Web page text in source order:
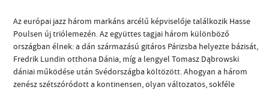
Az európai jazz három markáns arcélű képviselője találkozik Hasse
Poulsen új triólemezén. Az együttes tagjai három különböző
országban élnek: a dán származású gitáros Párizsba helyezte bázisát,
Fredrik Lundin otthona Dánia, míg a lengyel Tomasz Dąbrowski
dániai működése után Svédországba költözött. Ahogyan a három
zenész szétszóródott a kontinensen, olyan változatos, sokféle